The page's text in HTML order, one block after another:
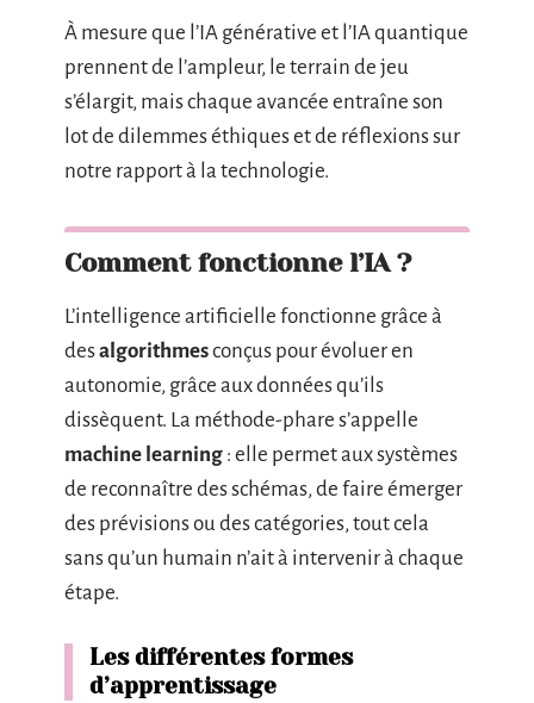
À mesure que l’IA générative et l’IA quantique
prennent de l’ampleur, le terrain de jeu
s’élargit, mais chaque avancée entraîne son
lot de dilemmes éthiques et de réflexions sur
notre rapport à la technologie.
Comment fonctionne l’IA ?
L’intelligence artificielle fonctionne grâce à
desalgorithmesconçus pour évoluer en
autonomie, grâce aux données qu’ils
dissèquent. La méthode-phare s’appelle
machine learning : elle permet aux systèmes
de reconnaître des schémas, de faire émerger
des prévisions ou des catégories, tout cela
sans qu’un humain n’ait à intervenir à chaque
étape.
Les différentes formes
d’apprentissage